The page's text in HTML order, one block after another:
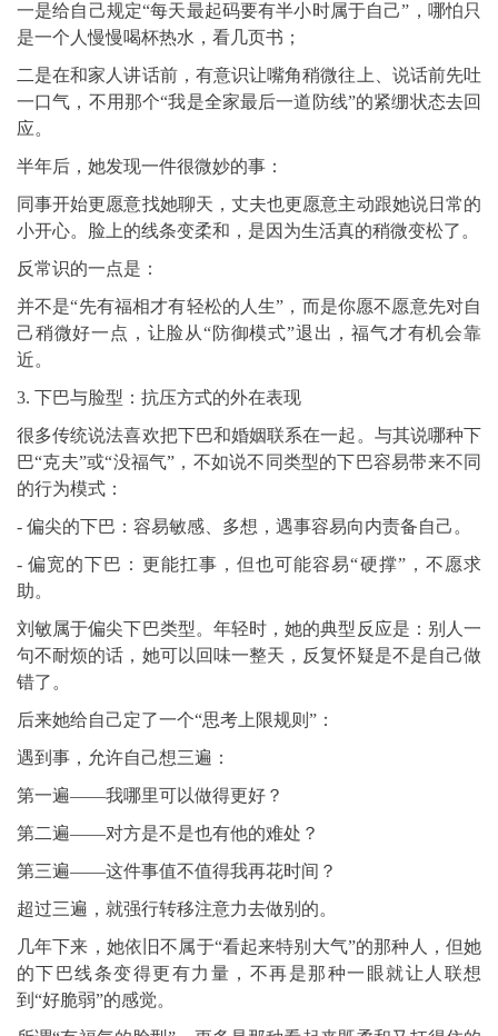
一是给自己规定“每天最起码要有半小时属于自己”，哪怕只
是一个人慢慢喝杯热水，看几页书；
二是在和家人讲话前，有意识让嘴角稍微往上、说话前先吐
一口气，不用那个“我是全家最后一道防线”的紧绷状态去回
应。
半年后，她发现一件很微妙的事：
同事开始更愿意找她聊天，丈夫也更愿意主动跟她说日常的
小开心。脸上的线条变柔和，是因为生活真的稍微变松了。
反常识的一点是：
并不是“先有福相才有轻松的人生”，而是你愿不愿意先对自
己稍微好一点，让脸从“防御模式”退出，福气才有机会靠
近。
3. 下巴与脸型：抗压方式的外在表现
很多传统说法喜欢把下巴和婚姻联系在一起。与其说哪种下
巴“克夫”或“没福气”，不如说不同类型的下巴容易带来不同
的行为模式：
- 偏尖的下巴：容易敏感、多想，遇事容易向内责备自己。
- 偏宽的下巴：更能扛事，但也可能容易“硬撑”，不愿求
助。
刘敏属于偏尖下巴类型。年轻时，她的典型反应是：别人一
句不耐烦的话，她可以回味一整天，反复怀疑是不是自己做
错了。
后来她给自己定了一个“思考上限规则”：
遇到事，允许自己想三遍：
第一遍——我哪里可以做得更好？
第二遍——对方是不是也有他的难处？
第三遍——这件事值不值得我再花时间？
超过三遍，就强行转移注意力去做别的。
几年下来，她依旧不属于“看起来特别大气”的那种人，但她
的下巴线条变得更有力量，不再是那种一眼就让人联想
到“好脆弱”的感觉。